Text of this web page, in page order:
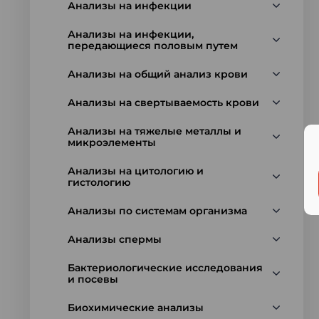
Анализы на инфекции
Анализы на инфекции,
передающиеся половым путем
Анализы на общий анализ крови
Анализы на свертываемость крови
Анализы на тяжелые металлы и
микроэлементы
Анализы на цитологию и
гистологию
Анализы по системам организма
Анализы спермы
Бактериологические исследования
и посевы
Биохимические анализы